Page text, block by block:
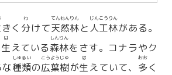
きく 分
わ
けて天然林
てんねんりん
と人工林
じんこうりん
がある。
生
は
えている森林
しんりん
をさす。コナラやク
種類
しゅるい
の広葉樹
こうようじゅ
が生
は
えていて、 多
おお
く